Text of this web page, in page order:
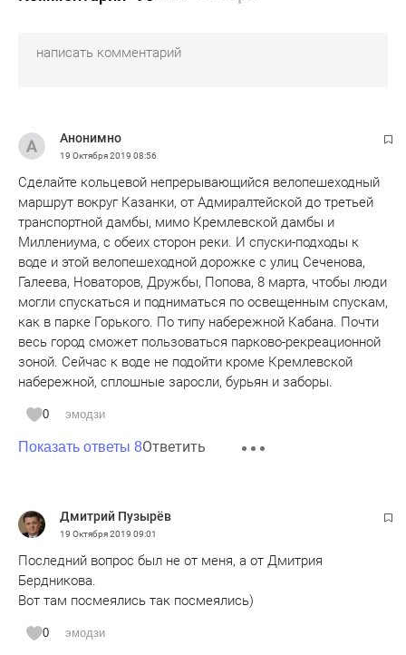
Анонимно
19 Октября 2019 08:56
Сделайте кольцевой непрерывающийся велопешеходный
маршрут вокруг Казанки, от Адмиралтейской до третьей
транспортной дамбы, мимо Кремлевской дамбы и
Миллениума, с обеих сторон реки. И спуски-подходы к
воде и этой велопешеходной дорожке с улиц Сеченова,
Галеева, Новаторов, Дружбы, Попова, 8 марта, чтобы люди
могли спускаться и подниматься по освещенным спускам,
как в парке Горького. По типу набережной Кабана. Почти
весь город сможет пользоваться парково-рекреационной
зоной. Сейчас к воде не подойти кроме Кремлевской
набережной, сплошные заросли, бурьян и заборы.
0 эмодзи
Показать ответы 8Ответить
Дмитрий Пузырёв
19 Октября 2019 09:01
Последний вопрос был не от меня, а от Дмитрия
Бердникова.
Вот там посмеялись так посмеялись)
0 эмодзи